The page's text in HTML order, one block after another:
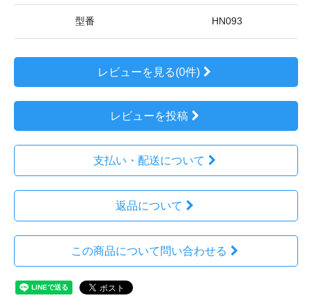
型番 HN093
レビューを見る(0件)
レビューを投稿
支払い・配送について
返品について
この商品について問い合わせる